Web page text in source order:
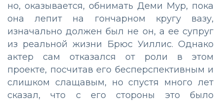
но, оказывается, обнимать Деми Мур, пока
она лепит на гончарном кругу вазу,
изначально должен был не он, а ее супруг
из реальной жизни Брюс Уиллис. Однако
актер сам отказался от роли в этом
проекте, посчитав его бесперспективным и
слишком слащавым, но спустя много лет
сказал, что с его стороны это было